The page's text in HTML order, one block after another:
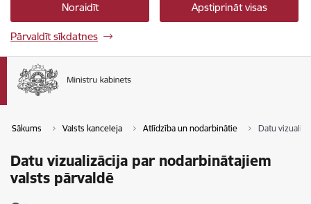
Noraidīt Apstiprināt visas
Pārvaldīt sīkdatnes
Sākums Valsts kanceleja Atlīdzība un nodarbinātie Datu
Datu vizualizācija par nodarbinātajiem
valsts pārvaldē